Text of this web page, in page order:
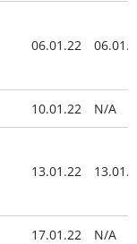
06.01.22
10.01.22 N/A
13.01.22
17.01.22 N/A